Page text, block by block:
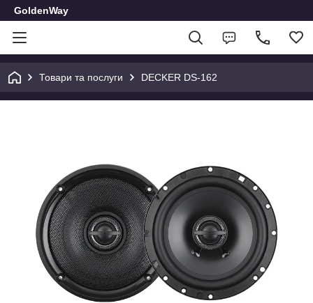
GoldenWay
Товари та послуги DECKER DS-162